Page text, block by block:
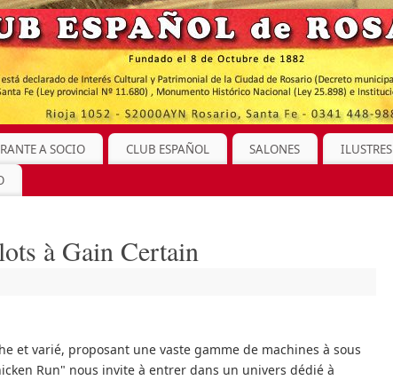
A SOCIO CLUB ESPAÑOL SALONES ILUSTRES
à Gain Certain
et varié, proposant une vaste gamme de machines à sous
Run" nous invite à entrer dans un univers dédié à